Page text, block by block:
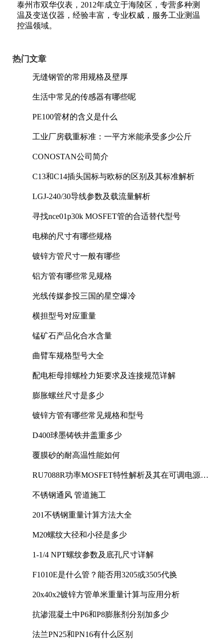
泰州市双华仪表，2012年成立于海陵区，专营多种测
温及变送仪器，经验丰富，专业权威，服务工业测温
控温领域。
热门文章
无缝钢管的常用规格及壁厚
生活中常见的传感器有哪些呢
PE100管材的含义是什么
工业厂房载重标准：一平方米能承受多少公斤
CONOSTAN公司简介
C13和C14插头国标与欧标的区别及其标准解析
LGJ-240/30导线参数及载流量解析
寻找nce01p30k MOSFET管的合适替代型号
电梯的尺寸有哪些规格
镀锌方管尺寸一般有哪些
铝方管有哪些常见规格
光线传媒参投三国的星空爆冷
横担型号对应重量
锰矿石产品化合水含量
曲臂车规格型号大全
配电柜母排螺栓力矩要求及连接规范详解
膨胀螺丝尺寸是多少
镀锌方管有哪些常见规格和型号
D400球墨铸铁井盖重多少
覆膜砂的耐高温性能如何
RU7088R功率MOSFET特性解析及其在可调电源设
不锈钢通风 管道施工
201不锈钢重量计算方法大全
M20螺纹大径和小径是多少
1-1/4 NPT螺纹参数及底孔尺寸详解
F1010E是什么管？能否用3205或3505代换
20x40x2镀锌方管单米重量计算与应用分析
抗渗混凝土中P6和P8膨胀剂分别加多少
法兰PN25和PN16有什么区别